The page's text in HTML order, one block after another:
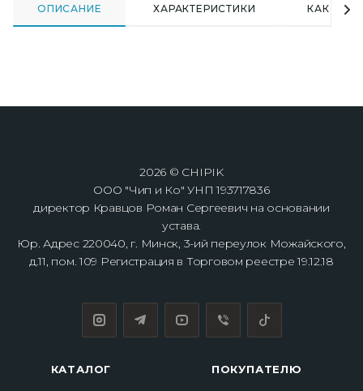
ОПИСАНИЕ ХАРАКТЕРИСТИКИ КАК
2026 © CHIPIK
ООО "Чип и Ко" УНП 193717836
директор Кравцов Роман Сергеевич на основании
устава.
Юр. Адрес 220040, г. Минск, 3-ий переулок Можайского,
д.11, пом. 109 Регистрация в Торговом реестре 19.12.18
КАТАЛОГ ПОКУПАТЕЛЮ